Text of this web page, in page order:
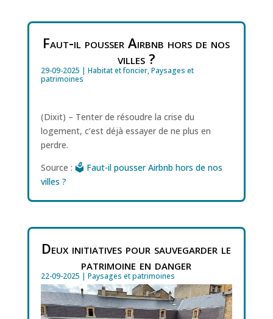
Faut-il pousser Airbnb hors de nos
villes ?
29-09-2025 | Habitat et foncier,Paysages et
patrimoines
(Dixit) – Tenter de résoudre la crise du
logement, c’est déjà essayer de ne plus en
perdre.
Source : 🗳️ Faut-il pousser Airbnb hors de nos
villes ?
Deux initiatives pour sauvegarder le
patrimoine en danger
22-09-2025 | Paysages et patrimoines